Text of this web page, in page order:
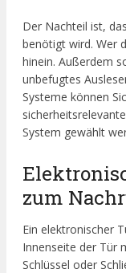
Der Nachteil ist,
benötigt wird. Wer
hinein. Außerdem
unbefugtes
Systeme können
System gewählt
zum
Ein elektronischer
Innenseite der Tür
Schlüssel oder